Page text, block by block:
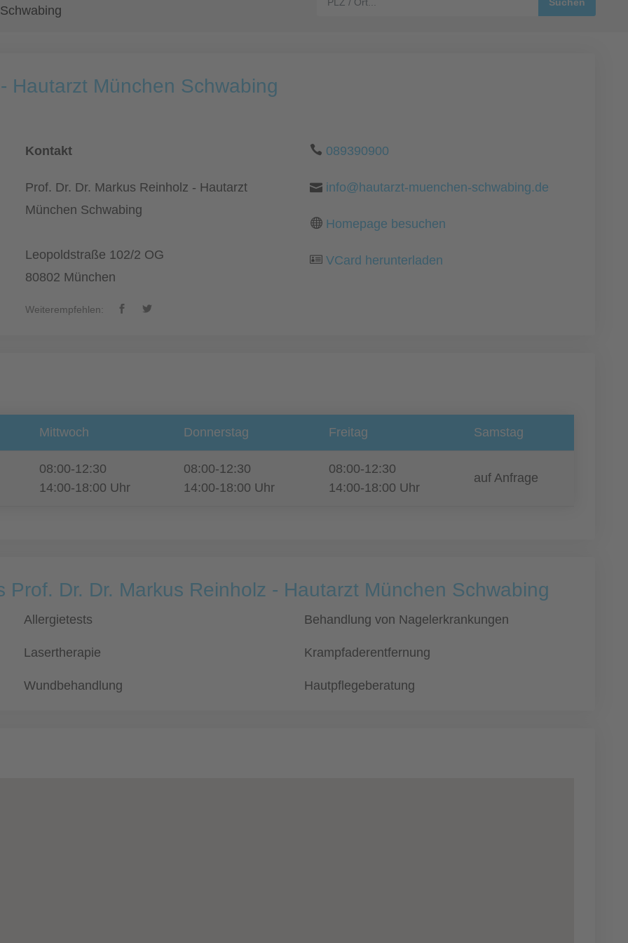
Hautarzt München Schwabing
Kontakt
Prof. Dr. Dr. Markus Reinholz - Hautarzt
München Schwabing
Leopoldstraße 102/2 OG
80802 München
Weiterempfehlen:
089390900
info@hautarzt-muenchen-schwabing.de
Homepage besuchen
VCard herunterladen
Mittwoch Donnerstag Freitag Samstag
08:00-12:30
14:00-18:00 Uhr
08:00-12:30
14:00-18:00 Uhr
08:00-12:30
14:00-18:00 Uhr
auf Anfrage
Dr. Dr. Markus Reinholz - Hautarzt München Schwabing
Allergietests Behandlung von Nagelerkrankungen
Lasertherapie Krampfaderentfernung
Wundbehandlung Hautpflegeberatung